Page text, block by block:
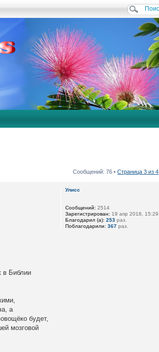
Сообщений: 76 •Страница3 из4
в Библии
а
будет,
мозговой
Улисс
Сообщений: 2514
Зарегистрирован: 19 апр 2018, 15:29
Благодарил (а): 253раз.
Поблагодарили: 367раз.